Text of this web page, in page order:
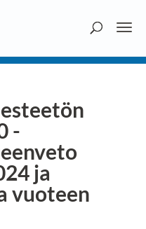
-
ja
vuoteen